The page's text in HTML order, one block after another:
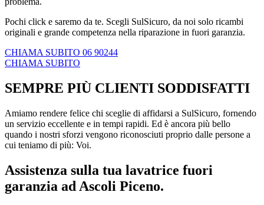
Pochi click e saremo da te. Scegli SulSicuro, da noi solo ricambi
originali e grande competenza nella riparazione in fuori garanzia.
CHIAMA SUBITO 06 90244
CHIAMA SUBITO
SEMPRE PIÙ CLIENTI SODDISFATTI
Amiamo rendere felice chi sceglie di affidarsi a SulSicuro, fornendo
un servizio eccellente e in tempi rapidi. Ed è ancora più bello
quando i nostri sforzi vengono riconosciuti proprio dalle persone a
cui teniamo di più: Voi.
Assistenza sulla tua lavatrice fuori
garanzia ad Ascoli Piceno.